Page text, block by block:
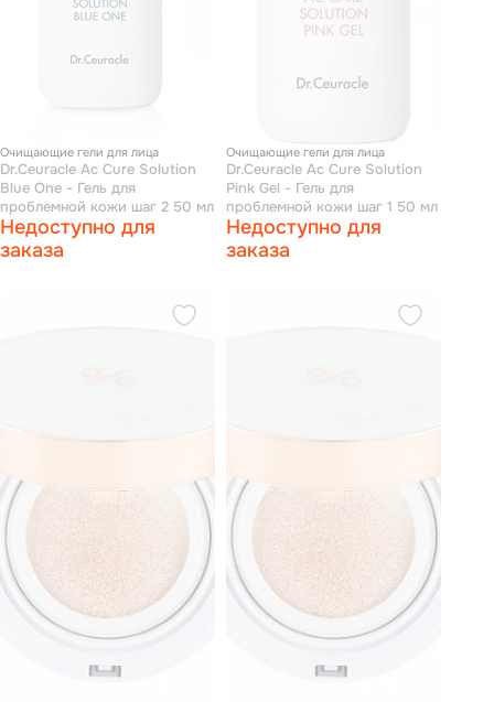
Очищающие гели для лица
Dr.Ceuracle Ac Cure Solution
Blue One - Гель для
проблемной кожи шаг 2 50 мл
Недоступно для
заказа
Очищающие гели для лица
Dr.Ceuracle Ac Cure Solution
Pink Gel - Гель для
проблемной кожи шаг 1 50 мл
Недоступно для
заказа